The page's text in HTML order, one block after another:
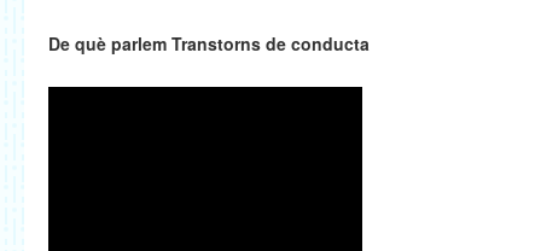
De què parlem Transtorns de conducta